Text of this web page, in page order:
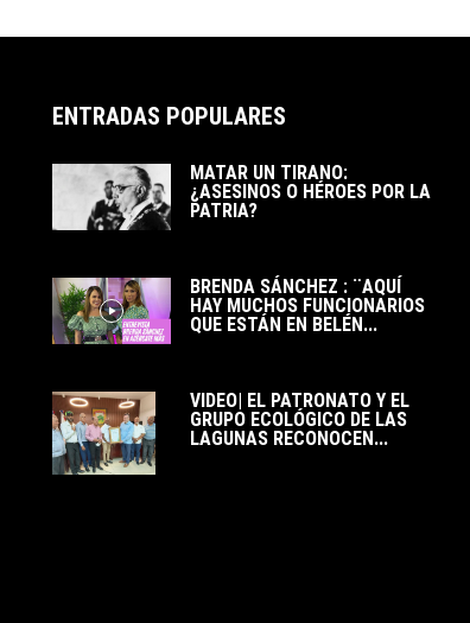
ENTRADAS POPULARES
MATAR UN TIRANO:
¿ASESINOS O HÉROES POR LA
PATRIA?
BRENDA SÁNCHEZ : ¨AQUÍ
HAY MUCHOS FUNCIONARIOS
QUE ESTÁN EN BELÉN...
VIDEO| EL PATRONATO Y EL
GRUPO ECOLÓGICO DE LAS
LAGUNAS RECONOCEN...